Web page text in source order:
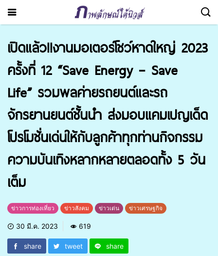
เปิดแล้ว!!งานมอเตอร์โชว์หาดใหญ่ 2023
ครั้งที่ 12 “Save Energy – Save
Life” รวมพลค่ายรถยนต์และรถ
จักรยานยนต์ชั้นนำ ส่งมอบแคมเปญเด็ด
โปรโมชั่นเด่นให้กับลูกค้าทุกท่านกิจกรรม
ความบันเทิงหลากหลายตลอดทั้ง 5 วัน
เต็ม
ข่าวการท่องเที่ยว ข่าวสังคม ข่าวเด่น ข่าวเศรษฐกิจ
30 มี.ค. 2023 619
share tweet share